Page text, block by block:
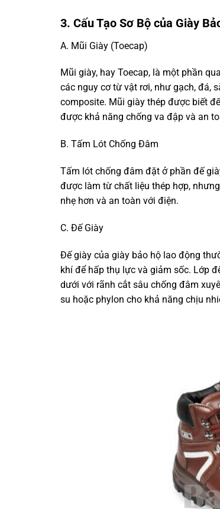
3. Cấu Tạo Sơ Bộ của Giày
A. Mũi Giày (Toecap)
Mũi giày, hay Toecap, là một phần
các nguy cơ từ vật rơi, như gạch, đá,
composite. Mũi giày thép được biết
được khả năng chống va đập và an
B. Tấm Lót Chống Đâm
Tấm lót chống đâm đặt ở phần đế
được làm từ chất liệu thép hợp,
nhẹ hơn và an toàn với điện.
C. Đế Giày
Đế giày của giày bảo hộ lao động
khí để hấp thụ lực và giảm sốc. Lớp
dưới với rãnh cắt sâu chống đâm
su hoặc phylon cho khả năng chịu